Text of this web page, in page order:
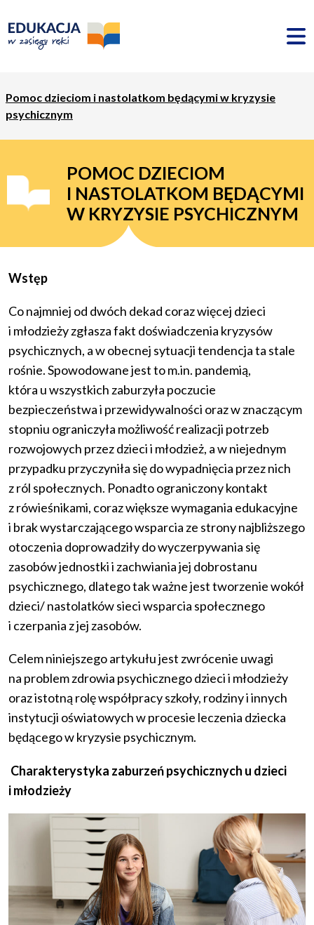
Pomoc dzieciom i nastolatkom będącymi w kryzysie
psychicznym
POMOC DZIECIOM
I NASTOLATKOM BĘDĄCYMI
W KRYZYSIE PSYCHICZNYM
Wstęp
Co najmniej od dwóch dekad coraz więcej dzieci
i młodzieży zgłasza fakt doświadczenia kryzysów
psychicznych, a w obecnej sytuacji tendencja ta stale
rośnie. Spowodowane jest to m.in. pandemią,
która u wszystkich zaburzyła poczucie
bezpieczeństwa i przewidywalności oraz w znaczącym
stopniu ograniczyła możliwość realizacji potrzeb
rozwojowych przez dzieci i młodzież, a w niejednym
przypadku przyczyniła się do wypadnięcia przez nich
z ról społecznych. Ponadto ograniczony kontakt
z rówieśnikami, coraz większe wymagania edukacyjne
i brak wystarczającego wsparcia ze strony najbliższego
otoczenia doprowadziły do wyczerpywania się
zasobów jednostki i zachwiania jej dobrostanu
psychicznego, dlatego tak ważne jest tworzenie wokół
dzieci/ nastolatków sieci wsparcia społecznego
i czerpania z jej zasobów.
Celem niniejszego artykułu jest zwrócenie uwagi
na problem zdrowia psychicznego dzieci i młodzieży
oraz istotną rolę współpracy szkoły, rodziny i innych
instytucji oświatowych w procesie leczenia dziecka
będącego w kryzysie psychicznym.
Charakterystyka zaburzeń psychicznych u dzieci
i młodzieży